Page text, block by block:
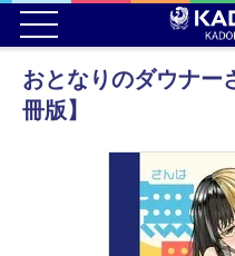
おとなりのダウナー
冊版】